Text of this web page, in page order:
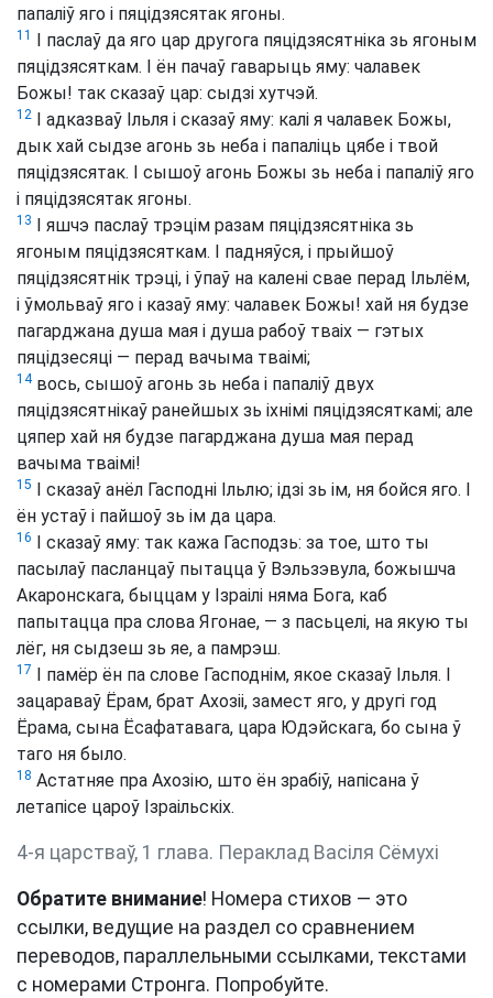
папаліў яго і пяцідзясятак ягоны.
11
І паслаў да яго цар другога пяцідзясятніка зь ягоным
пяцідзясяткам. І ён пачаў гаварыць яму: чалавек
Божы! так сказаў цар: сыдзі хутчэй.
12
І адказваў Ільля і сказаў яму: калі я чалавек Божы,
дык хай сыдзе агонь зь неба і папаліць цябе і твой
пяцідзясятак. І сышоў агонь Божы зь неба і папаліў яго
і пяцідзясятак ягоны.
13
І яшчэ паслаў трэцім разам пяцідзясятніка зь
ягоным пяцідзясяткам. І падняўся, і прыйшоў
пяцідзясятнік трэці, і ўпаў на калені свае перад Ільлём,
і ўмольваў яго і казаў яму: чалавек Божы! хай ня будзе
пагарджана душа мая і душа рабоў тваіх — гэтых
пяцідзесяці — перад вачыма тваімі;
14вось, сышоў агонь зь неба і папаліў двух
пяцідзясятнікаў ранейшых зь іхнімі пяцідзясяткамі; але
цяпер хай ня будзе пагарджана душа мая перад
вачыма тваімі!
15
І сказаў анёл Гасподні Ільлю; ідзі зь ім, ня бойся яго. І
ён устаў і пайшоў зь ім да цара.
16
І сказаў яму: так кажа Гасподзь: за тое, што ты
пасылаў пасланцаў пытацца ў Вэльзэвула, божышча
Акаронскага, быццам у Ізраілі няма Бога, каб
папытацца пра слова Ягонае, — з пасьцелі, на якую ты
лёг, ня сыдзеш зь яе, а памрэш.
17
І памёр ён па слове Гасподнім, якое сказаў Ільля. І
зацараваў Ёрам, брат Ахозіі, замест яго, у другі год
Ёрама, сына Ёсафатавага, цара Юдэйскага, бо сына ў
таго ня было.
18 Астатняе пра Ахозію, што ён зрабіў, напісана ў
летапісе цароў Ізраільскіх.
4-я царстваў, 1 глава. Пераклад Васіля Сёмухі
Обратите внимание! Номера стихов — это
ссылки, ведущие на раздел со сравнением
переводов, параллельными ссылками, текстами
с номерами Стронга. Попробуйте.